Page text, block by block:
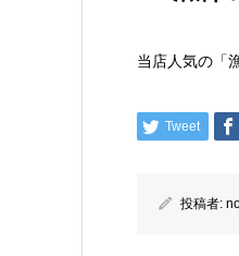
当店人気の「
Tweet
投稿者: